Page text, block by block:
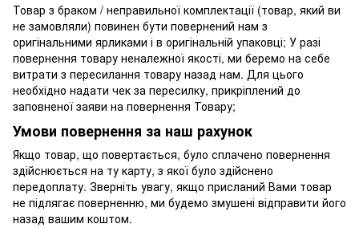
Товар з браком / неправильної комплектації (товар, який ви
не замовляли) повинен бути повернений нам з
оригінальними ярликами і в оригінальній упаковці; У разі
повернення товару неналежної якості, ми беремо на себе
витрати з пересилання товару назад нам. Для цього
необхідно надати чек за пересилку, прикріплений до
заповненої заяви на повернення Товару;
Умови повернення за наш рахунок
Якщо товар, що повертається, було сплачено повернення
здійснюється на ту карту, з якої було здійснено
передоплату. Зверніть увагу, якщо присланий Вами товар
не підлягає поверненню, ми будемо змушені відправити його
назад вашим коштом.